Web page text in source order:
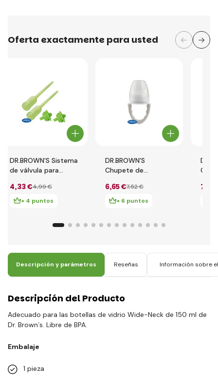
Oferta exactamente para usted
DR.BROWN'S Sistema
de válvula para
estrechas 250 ml 2
uds.
4,33 €4,99 €
+ 4 puntos
DR.BROWN'S
Chupete de
FreshFirsts gris
6,65 €7,52 €
+ 6 puntos
7
Descripción y parámetros Reseñas Información sobre
Descripción del Producto
Adecuado para las botellas de vidrio Wide-Neck de 150 ml de
Dr. Brown´s. Libre de BPA.
Embalaje
1 pieza